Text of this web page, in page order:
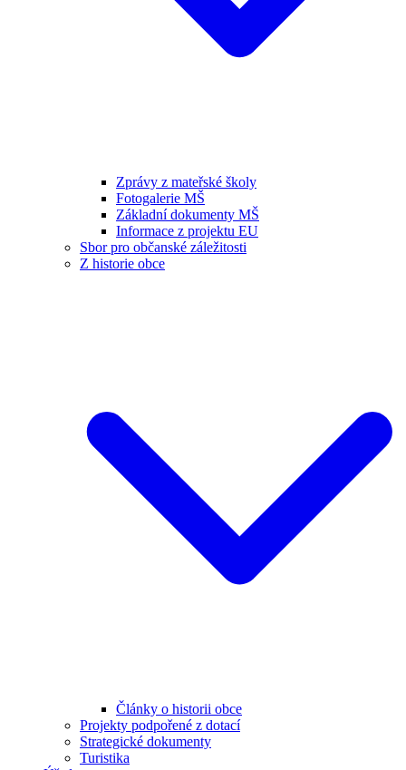
Zprávy z mateřské školy
Fotogalerie MŠ
Základní dokumenty MŠ
Informace z projektu EU
Sbor pro občanské záležitosti
Z historie obce
Články o historii obce
Projekty podpořené z dotací
Strategické dokumenty
Turistika